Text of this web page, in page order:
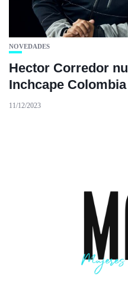
NOVEDADES
Hector Corredor
Inchcape Colombia
11/12/2023